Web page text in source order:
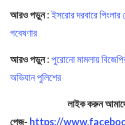
আরও পড়ুন : ইসরোর দরবারে
গবেষণার
আরও পড়ুন : পুরোনো মামলায়
অভিযান পুলিশের
লাইক করুন
পেজ- https://